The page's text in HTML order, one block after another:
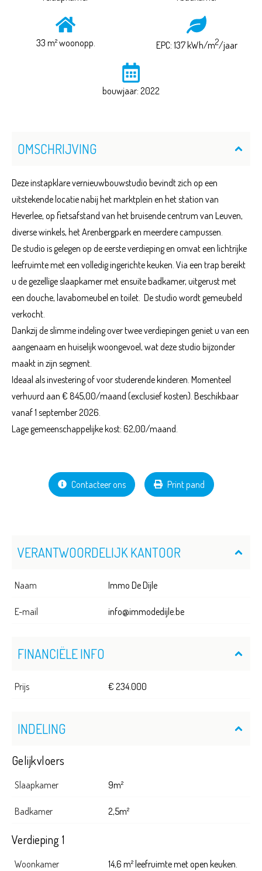
33 m² woonopp. EPC: 137 kWh/m2/jaar
bouwjaar: 2022
OMSCHRIJVING
Deze instapklare vernieuwbouwstudio bevindt zich op een
uitstekende locatie nabij het marktplein en het station van
Heverlee, op fietsafstand van het bruisende centrum van Leuven,
diverse winkels, het Arenbergpark en meerdere campussen.
De studio is gelegen op de eerste verdieping en omvat een lichtrijke
leefruimte met een volledig ingerichte keuken. Via een trap bereikt
u de gezellige slaapkamer met ensuite badkamer, uitgerust met
een douche, lavabomeubel en toilet. De studio wordt gemeubeld
verkocht.
Dankzij de slimme indeling over twee verdiepingen geniet u van een
aangenaam en huiselijk woongevoel, wat deze studio bijzonder
maakt in zijn segment.
Ideaal als investering of voor studerende kinderen. Momenteel
verhuurd aan € 845,00/maand (exclusief kosten). Beschikbaar
vanaf 1 september 2026.
Lage gemeenschappelijke kost: 62,00/maand.
Contacteer ons Print pand
VERANTWOORDELIJK KANTOOR
Naam Immo De Dijle
E-mail info@immodedijle.be
FINANCIËLE INFO
Prijs € 234.000
INDELING
Gelijkvloers
Slaapkamer 9m²
Badkamer 2,5m²
Verdieping 1
Woonkamer 14,6 m² leefruimte met open keuken.